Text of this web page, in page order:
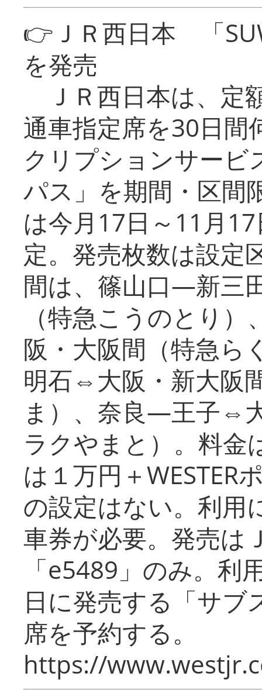
👉ＪＲ西日本 「
を発売
ＪＲ西日本は、定
通車指定席を30日間
クリプションサービ
パス」を期間・区間
は今月17日～11月
定。発売枚数は設定
間は、篠山口―新三
（特急こうのとり
阪・大阪間（特急
明石⇔大阪・新大阪
ま）、奈良―王子⇔
ラクやまと）。料金
は１万円＋WESTER
の設定はない。利用
車券が必要。発売は
「e5489」のみ。利
日に発売する「サブ
席を予約する。
https://